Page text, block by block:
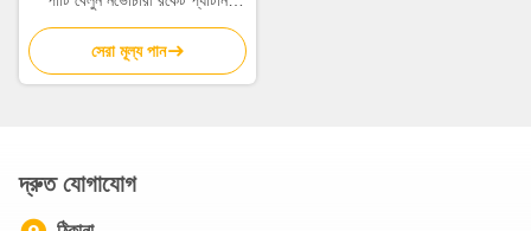
5Pcs
সেরা মূল্য পান
দ্রুত যোগাযোগ